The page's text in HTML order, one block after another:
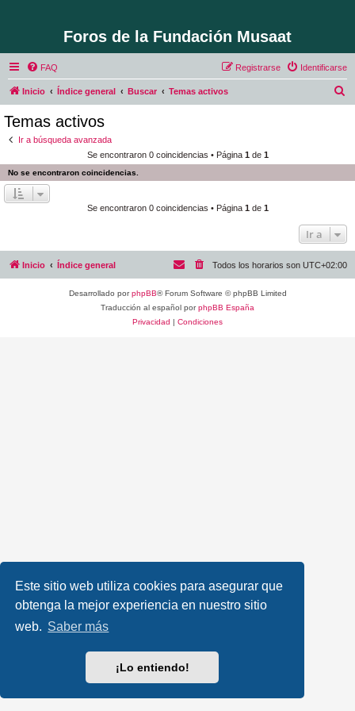
Este sitio web utiliza cookies para asegurar que
obtenga la mejor experiencia en nuestro sitio
web. Saber más
¡Lo entiendo!
Foros de la Fundación Musaat
FAQ Identificarse
Registrarse
Inicio Índice general Buscar Temas activos
a
Temas activos
Ir a búsqueda avanzada
Se encontraron 0 coincidencias • Página 1 de 1
No se encontraron coincidencias.
Se encontraron 0 coincidencias • Página 1 de 1
Ir a
Inicio Índice general Todos los horarios son UTC+02:00
Desarrollado porphpBB® Forum Software © phpBB Limited
Traducción al español porphpBB España
Privacidad | Condiciones